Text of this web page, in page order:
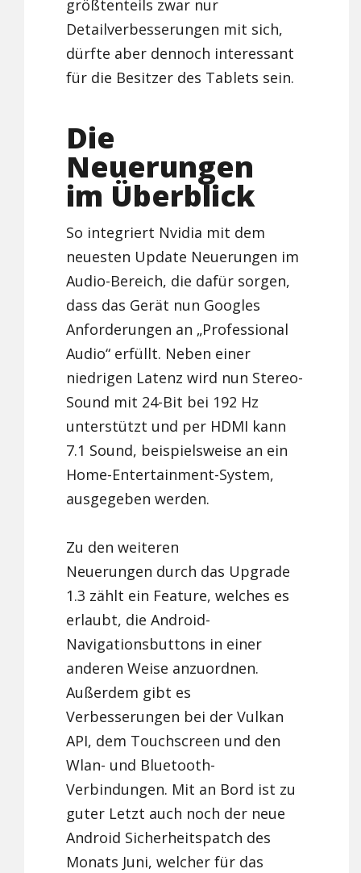
größtenteils zwar nur
Detailverbesserungen mit sich,
dürfte aber dennoch interessant
für die Besitzer des Tablets sein.
Die
Neuerungen
im Überblick
So integriert Nvidia mit dem
neuesten Update Neuerungen im
Audio-Bereich, die dafür sorgen,
dass das Gerät nun Googles
Anforderungen an „Professional
Audio“ erfüllt. Neben einer
niedrigen Latenz wird nun Stereo-
Sound mit 24-Bit bei 192 Hz
unterstützt und per HDMI kann
7.1 Sound, beispielsweise an ein
Home-Entertainment-System,
ausgegeben werden.
Zu den weiteren
Neuerungen durch das Upgrade
1.3 zählt ein Feature, welches es
erlaubt, die Android-
Navigationsbuttons in einer
anderen Weise anzuordnen.
Außerdem gibt es
Verbesserungen bei der Vulkan
API, dem Touchscreen und den
Wlan- und Bluetooth-
Verbindungen. Mit an Bord ist zu
guter Letzt auch noch der neue
Android Sicherheitspatch des
Monats Juni, welcher für das